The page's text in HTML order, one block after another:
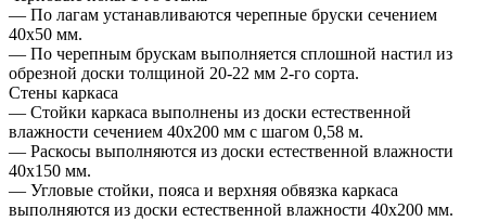
— По лагам устанавливаются черепные бруски сечением
40х50 мм.
— По черепным брускам выполняется сплошной настил из
обрезной доски толщиной 20-22 мм 2-го сорта.
Стены каркаса
— Стойки каркаса выполнены из доски естественной
влажности сечением 40х200 мм с шагом 0,58 м.
— Раскосы выполняются из доски естественной влажности
40х150 мм.
— Угловые стойки, пояса и верхняя обвязка каркаса
выполняются из доски естественной влажности 40х200 мм.